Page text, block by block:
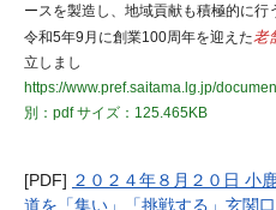
ースを製造し、地域貢献も積極的に行
令和5年9月に創業100周年を迎えた老
立しまし
https://www.pref.saitama.lg.jp/
別：pdfサイズ：125.465KB
[PDF] ２０２４年８月２０日 小
道を「集い」「挑戦する」玄関口